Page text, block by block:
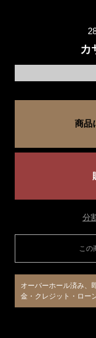
カ
商品
分
この
オーバーホール済み、
金・クレジット・ロー